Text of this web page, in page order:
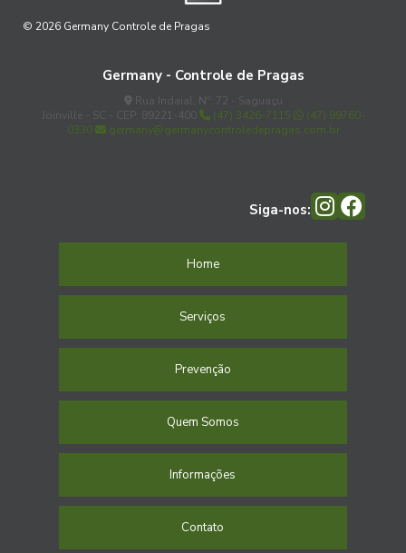
© 2026 Germany Controle de Pragas
Germany - Controle de Pragas
Rua Indaial, Nº: 72 - Saguaçu
Joinville - SC - CEP: 89221-400
(47) 3426-7115
(47) 99760-
0330
germany@germanycontroledepragas.com.br
Siga-nos:
Home
Serviços
Prevenção
Quem Somos
Informações
Contato